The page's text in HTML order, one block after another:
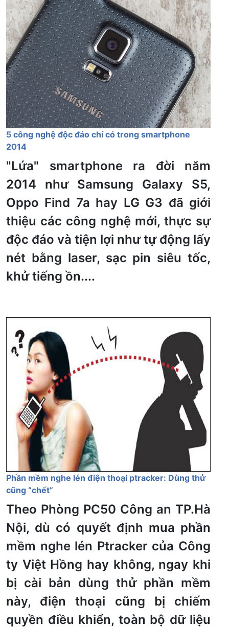
5 công nghệ độc đáo chỉ có trong smartphone
2014
"Lứa" smartphone ra đời năm
2014 như Samsung Galaxy S5,
Oppo Find 7a hay LG G3 đã giới
thiệu các công nghệ mới, thực sự
độc đáo và tiện lợi như tự động lấy
nét bằng laser, sạc pin siêu tốc,
khử tiếng ồn....
Phần mềm nghe lén điện thoại ptracker: Dùng thử
cũng “chết”
Theo Phòng PC50 Công an TP.Hà
Nội, dù có quyết định mua phần
mềm nghe lén Ptracker của Công
ty Việt Hồng hay không, ngay khi
bị cài bản dùng thử phần mềm
này, điện thoại cũng bị chiếm
quyền điều khiển, toàn bộ dữ liệu